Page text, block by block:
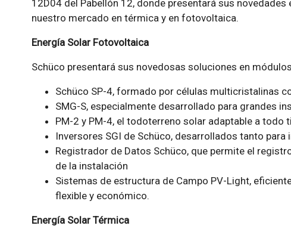
12D04 del Pabellón 12, donde presentará sus
nuestro mercado en térmica y en fotovoltaica.
Energía Solar Fotovoltaica
Schüco presentará sus novedosas soluciones en
Schüco SP-4, formado por células multicristalinas
SMG-S, especialmente desarrollado para grandes
PM-2 y PM-4, el todoterreno solar adaptable a todo
Inversores SGI de Schüco, desarrollados tanto
Registrador de Datos Schüco, que permite el
de la instalación
Sistemas de estructura de Campo PV-Light,
flexible y económico.
Energía Solar Térmica